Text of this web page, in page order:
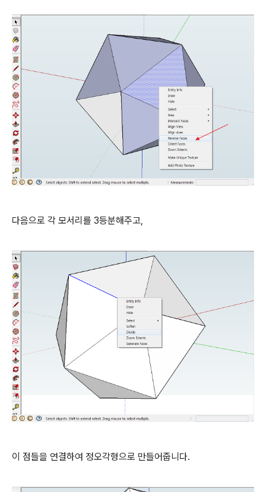
다음으로 각 모서리를 3등분해주고,
이 점들을 연결하여 정오각형으로 만들어줍니다.